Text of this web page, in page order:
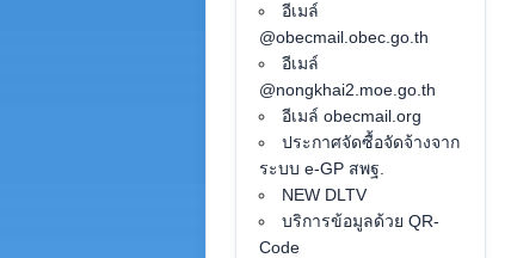
อีเมล์
@obecmail.obec.go.th
อีเมล์
@nongkhai2.moe.go.th
อีเมล์ obecmail.org
ประกาศจัดซื้อจัดจ้างจาก
ระบบ e-GP สพฐ.
NEW DLTV
บริการข้อมูลด้วย QR-
Code